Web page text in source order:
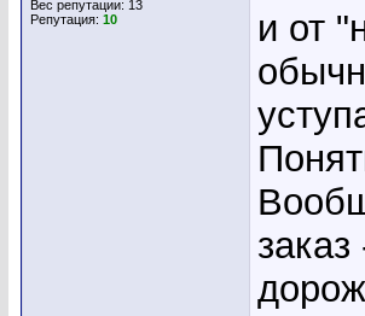
Вес репутации: 13
Репутация: 10
и от